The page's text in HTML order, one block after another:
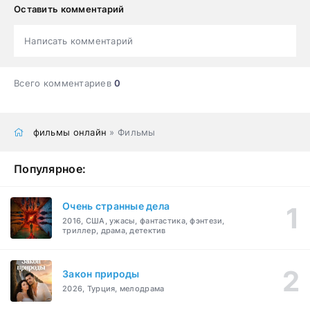
Оставить комментарий
Написать комментарий
Всего комментариев0
фильмы онлайн » Фильмы
Популярное:
Очень странные дела
2016, США, ужасы, фантастика, фэнтези,
триллер, драма, детектив
Закон природы
2026, Турция, мелодрама